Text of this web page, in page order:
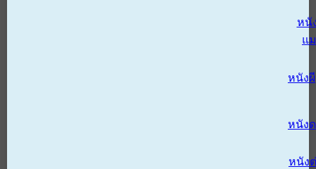
หนั
แ
หนังผี
หนัง
หนัง